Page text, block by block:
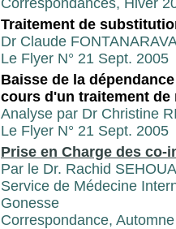
Correspondances, Hiver
Traitement de
Dr Claude
Le Flyer N° 21 Sept. 2005
Baisse de la
cours d'un traitement de
Analyse par Dr Christine
Le Flyer N° 21 Sept. 2005
Prise en Charge des co-
Par le Dr. Rachid
Service de Médecine
Gonesse
Correspondance,